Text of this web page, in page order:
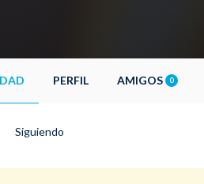
PERFIL AMIGOS 0
Siguiendo